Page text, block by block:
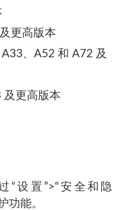
更高版本
、A52 和 A72 及
及更高版本
“设置”>“安全和隐
功能。